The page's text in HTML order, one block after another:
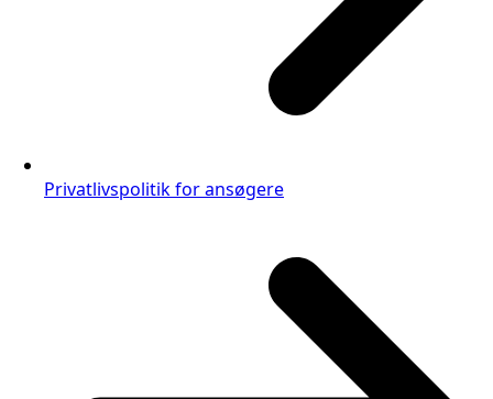
Privatlivspolitik for ansøgere